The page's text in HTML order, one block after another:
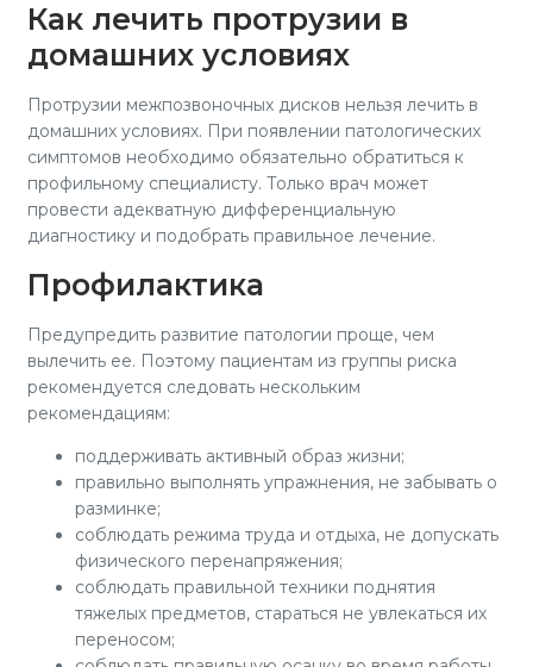
Как лечить протрузии в
домашних условиях
Протрузии межпозвоночных дисков нельзя лечить в
домашних условиях. При появлении патологических
симптомов необходимо обязательно обратиться к
профильному специалисту. Только врач может
провести адекватную дифференциальную
диагностику и подобрать правильное лечение.
Профилактика
Предупредить развитие патологии проще, чем
вылечить ее. Поэтому пациентам из группы риска
рекомендуется следовать нескольким
рекомендациям:
поддерживать активный образ жизни;
правильно выполнять упражнения, не забывать о
разминке;
соблюдать режима труда и отдыха, не допускать
физического перенапряжения;
соблюдать правильной техники поднятия
тяжелых предметов, стараться не увлекаться их
переносом;